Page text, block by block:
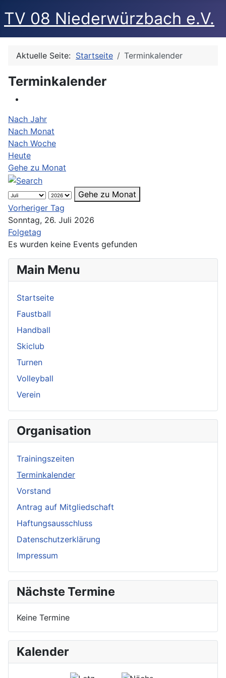
TV 08 Niederwürzbach e.V.
Aktuelle Seite: Startseite Terminkalender
Terminkalender
Nach Jahr
Nach Monat
Nach Woche
Heute
Gehe zu Monat
Gehe zu Monat
Vorheriger Tag
Sonntag, 26. Juli 2026
Folgetag
Es wurden keine Events gefunden
Main Menu
Startseite
Faustball
Handball
Skiclub
Turnen
Volleyball
Verein
Organisation
Trainingszeiten
Terminkalender
Vorstand
Antrag auf Mitgliedschaft
Haftungsausschluss
Datenschutzerklärung
Impressum
Nächste Termine
Keine Termine
Kalender